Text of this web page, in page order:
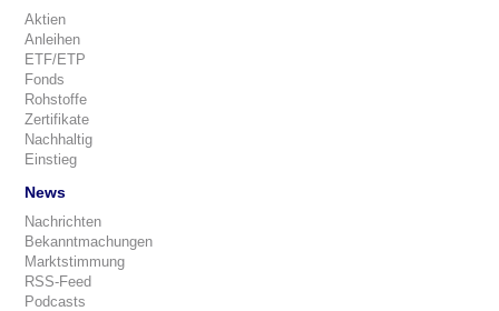
Aktien
Anleihen
ETF/ETP
Fonds
Rohstoffe
Zertifikate
Nachhaltig
Einstieg
News
Nachrichten
Bekanntmachungen
Marktstimmung
RSS-Feed
Podcasts